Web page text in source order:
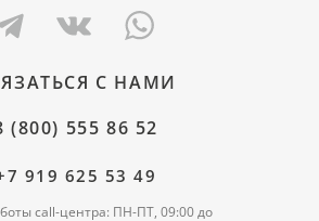
С НАМИ
(800) 555 86 52
919 625 53 49
call-центра: ПН-ПТ, 09:00 до